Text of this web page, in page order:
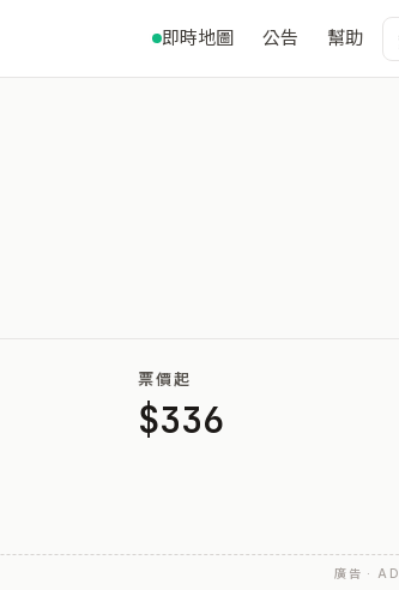
即時地圖 公告 幫助
票價起
$336
廣告 · AD